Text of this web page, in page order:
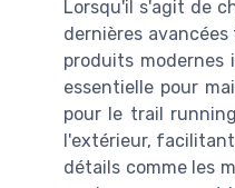
Lorsqu'il s'agit de
dernières
produits
essentielle pour
pour le trail
l'extérieur, facilitant
détails comme les